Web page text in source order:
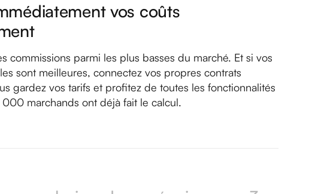
vos coûts
commissions parmi les plus basses du marché. Et si vos
sont meilleures, connectez vos propres contrats
gardez vos tarifs et profitez de toutes les fonctionnalités
000 marchands ont déjà fait le calcul.